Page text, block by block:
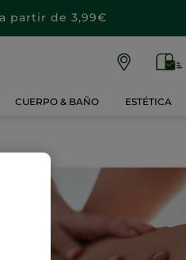
partir de 3,99€
CUERPO & BAÑO ESTÉTICA